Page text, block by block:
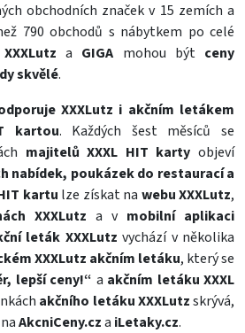
obchodních značek v 15 zemích a
790 obchodů s nábytkem po celé
a GIGA mohou být ceny
skvělé.
XXXLutz i akčním letákem
kartou. Každých šest měsíců se
majitelů XXXL HIT kartyobjeví
nabídek, poukázek do restaurací a
kartu lze získat na webu XXXLutz,
XXXLutz a v mobilní aplikaci
leták XXXLutz vychází v několika
XXXLutz akčním letáku, který se
lepší ceny!“ a akčním letáku XXXL
akčního letáku XXXLutzskrývá,
AkcniCeny.cza iLetaky.cz.